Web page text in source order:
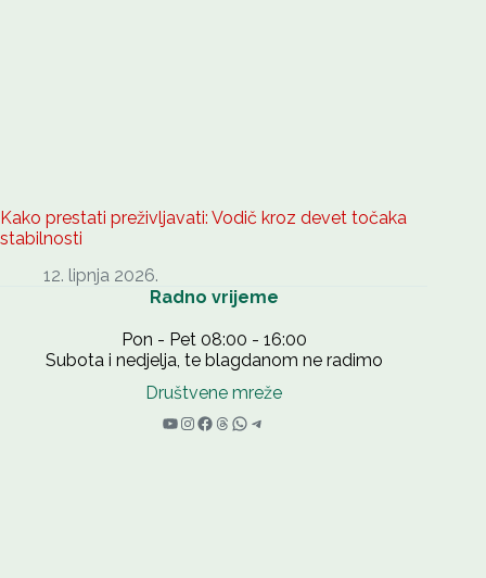
Kako prestati preživljavati: Vodič kroz devet točaka
stabilnosti
12. lipnja 2026.
Radno vrijeme
Pon - Pet 08:00 - 16:00
Subota i nedjelja, te blagdanom ne radimo
Društvene mreže
YouTube
Instagram
Facebook
Threads
WhatsApp
Telegram